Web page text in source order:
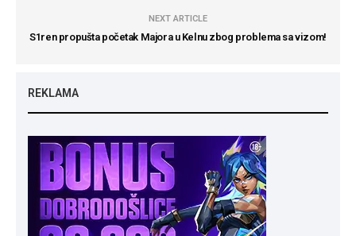
NEXT ARTICLE
S1ren propušta početak Majora u Kelnu zbog problema sa vizom!
REKLAMA